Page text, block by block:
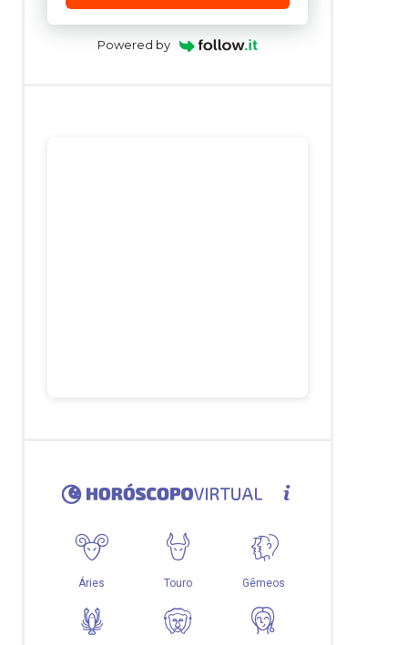
Powered by